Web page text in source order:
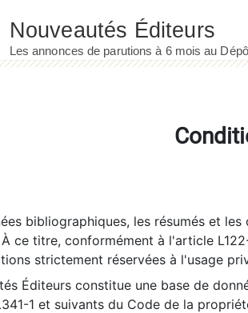
bibliographiques, les résumés et
ce titre, conformément à l'article
strictement réservées à l'usage
Éditeurs constitue une base de
1 et suivants du Code de la